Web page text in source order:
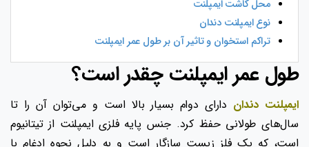
محل کاشت ایمپلنت
نوع ایمپلنت دندان
تراکم استخوان و تاثیر آن بر طول عمر ایمپلنت
طول عمر ایمپلنت چقدر است؟
ایمپلنت دندان دارای دوام بسیار بالا است و می‌توان آن را تا
سال‌های طولانی حفظ کرد. جنس پایه فلزی ایمپلنت از تیتانیوم
است، که یک فلز زیست‌ سازگار است و به دلیل نحوه ادغام با